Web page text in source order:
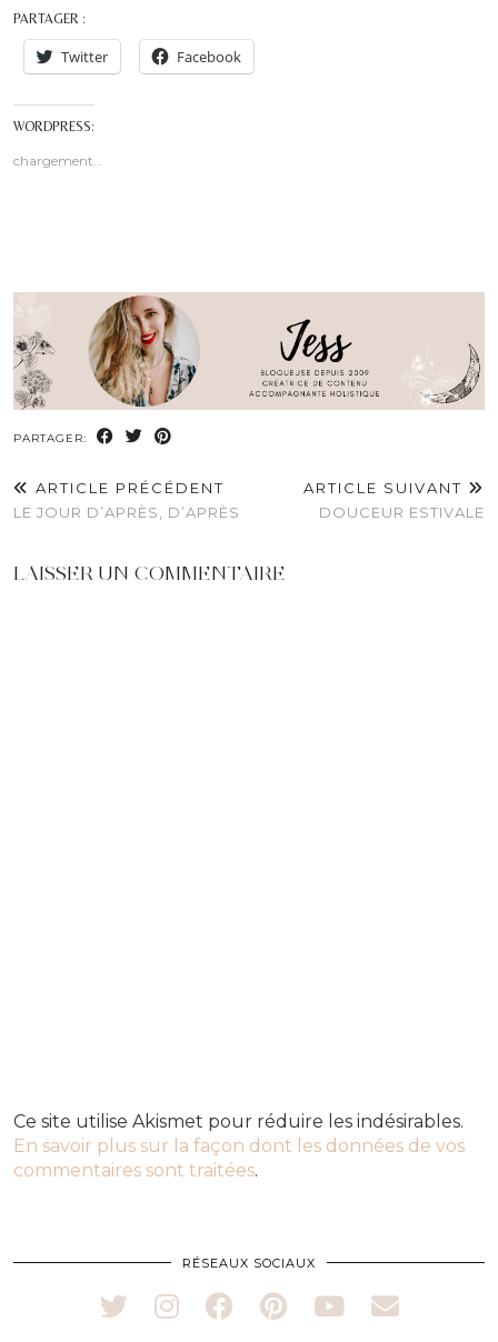
PARTAGER :
Twitter Facebook
WORDPRESS:
chargement…
PARTAGER:
ARTICLE PRÉCÉDENT
LE JOUR D’APRÈS, D’APRÈS
ARTICLE SUIVANT
DOUCEUR ESTIVALE
LAISSER UN COMMENTAIRE
Ce site utilise Akismet pour réduire les indésirables.
En savoir plus sur la façon dont les données de vos
commentaires sont traitées.
RÉSEAUX SOCIAUX